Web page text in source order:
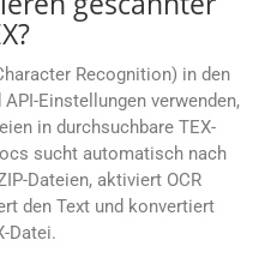
Recognition) in den
Einstellungen verwenden,
in durchsuchbare TEX-
sucht automatisch nach
Dateien, aktiviert OCR
den Text und konvertiert
Datei.